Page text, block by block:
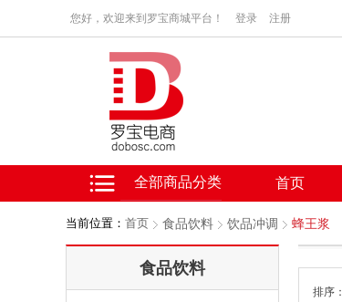
您好，欢迎来到罗宝商城平台！ 登录 注册
全部商品分类 首页
当前位置： 首页 食品饮料 饮品冲调 蜂王浆
食品饮料
排序：